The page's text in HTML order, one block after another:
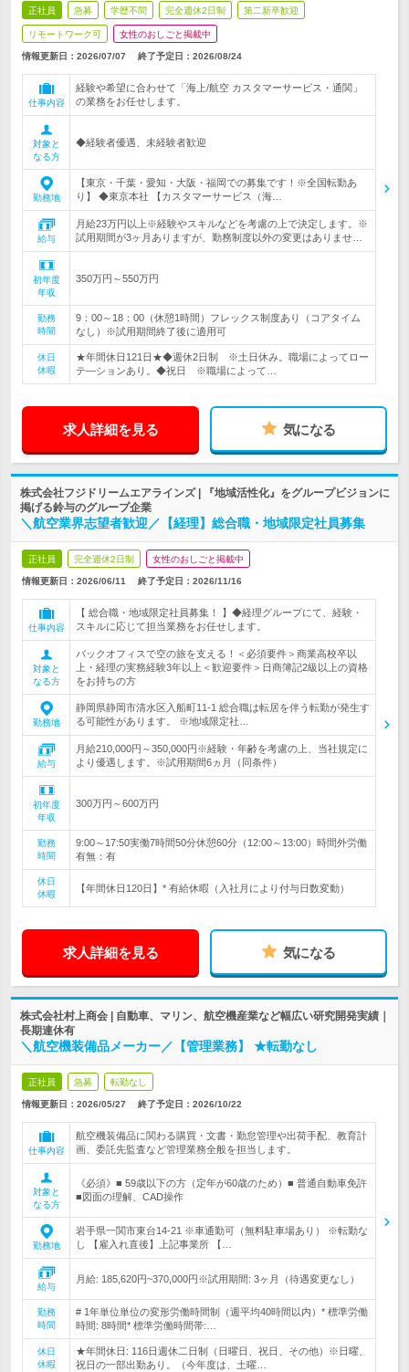
正社員 急募 学歴不問 完全週休2日制 第二新卒歓迎
リモートワーク可 女性のおしごと掲載中
情報更新日：2026/07/07 終了予定日： 2026/08/24
仕事内容
経験や希望に合わせて「海上/航空 カスタマーサービス・通関」
の業務をお任せします。
対象と
なる方
◆経験者優遇、未経験者歓迎
勤務地
【東京・千葉・愛知・大阪・福岡での募集です！※全国転勤あ
り】 ◆東京本社 【カスタマーサービス（海…
給与
月給23万円以上※経験やスキルなどを考慮の上で決定します。※
試用期間が3ヶ月ありますが、勤務制度以外の変更はありませ…
初年度
年収
350万円～550万円
勤務
時間
9：00～18：00（休憩1時間）フレックス制度あり（コアタイム
なし）※試用期間終了後に適用可
休日
休暇
★年間休日121日★◆週休2日制 ※土日休み。職場によってロー
テ―ションあり。◆祝日 ※職場によって…
求人詳細を見る 気になる
株式会社フジドリームエアラインズ | 『地域活性化』をグループビジョンに
掲げる鈴与のグループ企業
＼航空業界志望者歓迎／【経理】総合職・地域限定社員募集
正社員 完全週休2日制 女性のおしごと掲載中
情報更新日：2026/06/11 終了予定日： 2026/11/16
仕事内容
【 総合職・地域限定社員募集！ 】◆経理グループにて、経験・
スキルに応じて担当業務をお任せします。
対象と
なる方
バックオフィスで空の旅を支える！＜必須要件＞商業高校卒以
上・経理の実務経験3年以上＜歓迎要件＞日商簿記2級以上の資格
をお持ちの方
勤務地
静岡県静岡市清水区入船町11‐1 総合職は転居を伴う転勤が発生す
る可能性があります。 ※地域限定社…
給与
月給210,000円～350,000円※経験・年齢を考慮の上、当社規定に
より優遇します。※試用期間6ヵ月（同条件）
初年度
年収
300万円～600万円
勤務
時間
9:00～17:50実働7時間50分休憩60分（12:00～13:00）時間外労働
有無：有
休日
休暇
【年間休日120日】* 有給休暇（入社月により付与日数変動）
求人詳細を見る 気になる
株式会社村上商会 | 自動車、マリン、航空機産業など幅広い研究開発実績｜
長期連休有
＼航空機装備品メーカー／【管理業務】 ★転勤なし
正社員 急募 転勤なし
情報更新日：2026/05/27 終了予定日： 2026/10/22
仕事内容
航空機装備品に関わる購買・文書・勤怠管理や出荷手配、教育計
画、委託先監査など管理業務全般を担当します。
対象と
なる方
《必須》■ 59歳以下の方（定年が60歳のため）■ 普通自動車免許
■図面の理解、CAD操作
勤務地
岩手県一関市東台14-21 ※車通勤可（無料駐車場あり） ※転勤な
し 【雇入れ直後】上記事業所 【…
給与
月給: 185,620円~370,000円※試用期間: 3ヶ月（待遇変更なし）
勤務
時間
# 1年単位単位の変形労働時間制（週平均40時間以内）* 標準労働
時間: 8時間* 標準労働時間帯:…
休日
休暇
★年間休日: 116日週休二日制（日曜日、祝日、その他）※日曜、
祝日の一部出勤あり。（今年度は、土曜…